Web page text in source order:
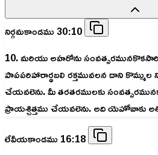
నిర్గమకాండము 30:10
10. మరియు అహరోను సంవత్సరమునకొకసారి
పాపపరిహారార్థబలి రక్తమువలన దాని కొమ్ముల
చేయవలెను. మీ తరతరములకు
ప్రాయశ్చిత్తము చేయవలెను. అది యెహోవాకు
లేవీయకాండము 16:18